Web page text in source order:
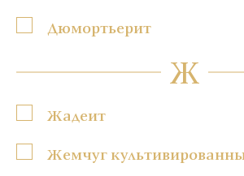
Дюмортьерит
Ж
Жадеит
Жемчуг